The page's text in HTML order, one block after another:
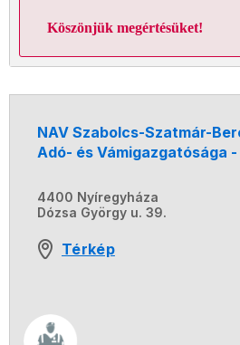
Köszönjük megértésüket!
NAV Szabolcs-Szatmár-
Adó- és Vámigazgatósága
4400 Nyíregyháza
Dózsa György u. 39.
Térkép